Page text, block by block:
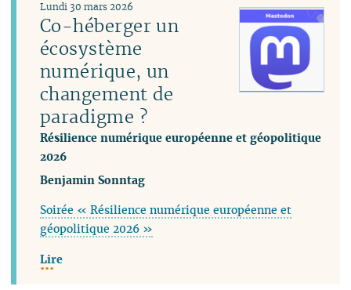
Co-héberger un
écosystème
numérique, un
changement de
paradigme ?
Résilience numérique européenne et géopolitique
2026
Lundi 30 mars 2026
Benjamin Sonntag
Soirée « Résilience numérique européenne et
géopolitique 2026 »
Lire